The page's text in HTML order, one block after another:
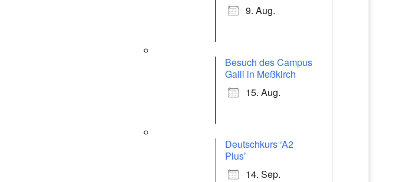
9. Aug.
Besuch des Campus
Galli in Meßkirch
15. Aug.
Deutschkurs ‘A2
Plus’
14. Sep.